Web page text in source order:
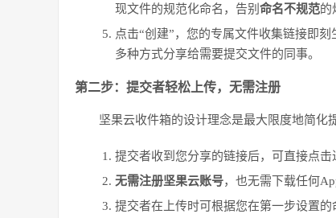
现文件的规范化命名，告别 命名不规范的
点击“创建”，您的专属文件收集链接即
多种方式分享给需要提交文件的同事。
第二步：提交者轻松上传，无需注册
坚果云收件箱的设计理念是最大限度地简化
提交者收到您分享的链接后，可直接点击
无需注册坚果云账号，也无需下载任何
提交者在上传时可根据您在第一步设置